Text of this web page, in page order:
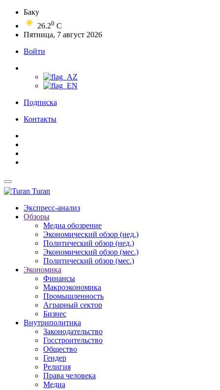
Баку
26.20 C
Пятница, 7 август 2026
Войти
Подписка
Контакты
Turan
Экспресс-анализ
Обзоры
Медиа обозрение
Экономический обзор (нед.)
Политический обзор (нед.)
Экономический обзор (мес.)
Политический обзор (мес.)
Экономика
Финансы
Макроэкономика
Промышленность
Аграрный сектор
Бизнес
Внутриполитика
Законодательство
Госстроительство
Общество
Гендер
Религия
Права человека
Медиа